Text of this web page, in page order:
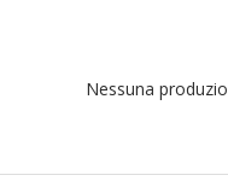
Nessuna